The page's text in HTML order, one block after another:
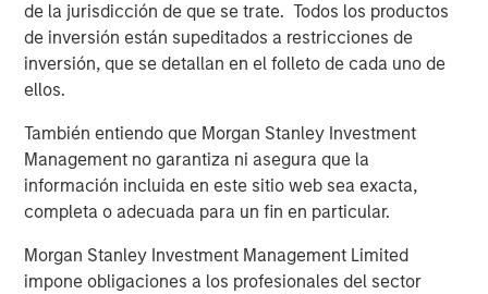
de la jurisdicción de que se trate. Todos los productos
de inversión están supeditados a restricciones de
inversión, que se detallan en el folleto de cada uno de
ellos.
También entiendo que Morgan Stanley Investment
Management no garantiza ni asegura que la
información incluida en este sitio web sea exacta,
completa o adecuada para un fin en particular.
Morgan Stanley Investment Management Limited
impone obligaciones a los profesionales del sector
Featured Insights